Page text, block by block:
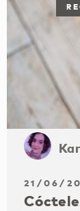
21/06/